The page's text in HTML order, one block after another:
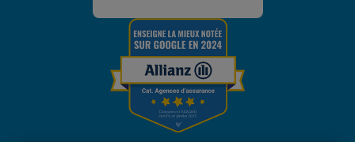
Garantie des accidents de la vie